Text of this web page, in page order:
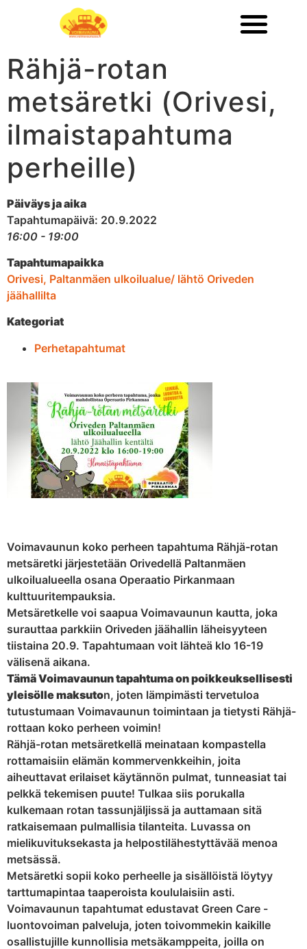
Rähjä-rotan
metsäretki (Orivesi,
ilmaistapahtuma
perheille)
Päiväys ja aika
Tapahtumapäivä: 20.9.2022
16:00 - 19:00
Tapahtumapaikka
Orivesi, Paltanmäen ulkoilualue/ lähtö Oriveden
jäähallilta
Kategoriat
Perhetapahtumat
Voimavaunun koko perheen tapahtuma Rähjä-rotan
metsäretki järjestetään Orivedellä Paltanmäen
ulkoilualueella osana Operaatio Pirkanmaan
kulttuuritempauksia.
Metsäretkelle voi saapua Voimavaunun kautta, joka
surauttaa parkkiin Oriveden jäähallin läheisyyteen
tiistaina 20.9. Tapahtumaan voit lähteä klo 16-19
välisenä aikana.
Tämä Voimavaunun tapahtuma on poikkeuksellisesti
yleisölle maksuton, joten lämpimästi tervetuloa
tutustumaan Voimavaunun toimintaan ja tietysti Rähjä-
rottaan koko perheen voimin!
Rähjä-rotan metsäretkellä meinataan kompastella
rottamaisiin elämän kommervenkkeihin, joita
aiheuttavat erilaiset käytännön pulmat, tunneasiat tai
pelkkä tekemisen puute! Tulkaa siis porukalla
kulkemaan rotan tassunjäljissä ja auttamaan sitä
ratkaisemaan pulmallisia tilanteita. Luvassa on
mielikuvituksekasta ja helpostilähestyttävää menoa
metsässä.
Metsäretki sopii koko perheelle ja sisällöistä löytyy
tarttumapintaa taaperoista koululaisiin asti.
Voimavaunun tapahtumat edustavat Green Care -
luontovoiman palveluja, joten toivommekin kaikille
osallistujille kunnollisia metsäkamppeita, joilla on